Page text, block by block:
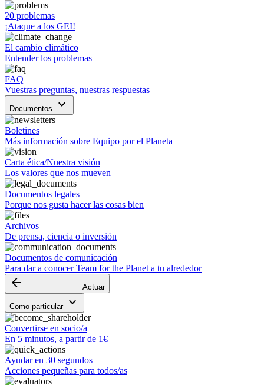
20 problemas
¡Ataque a los GEI!
El cambio climático
Entender los problemas
FAQ
Vuestras preguntas, nuestras respuestas
Documentos keyboard_arrow_down
Boletines
Más información sobre Equipo por el Planeta
Carta ética/Nuestra visión
Los valores que nos mueven
Documentos legales
Porque nos gusta hacer las cosas bien
Archivos
De prensa, ciencia o inversión
Documentos de comunicación
Para dar a conocer Team for the Planet a tu alrededor
arrow_backward Actuar
Como particular keyboard_arrow_down
Convertirse en socio/a
En 5 minutos, a partir de 1€
Ayudar en 30 segundos
Acciones pequeñas para todos/as